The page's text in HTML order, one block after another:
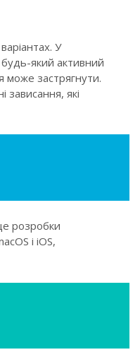
У
який активний
може застрягнути.
зависання, які
розробки
і iOS,